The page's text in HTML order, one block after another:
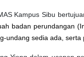
Kampus Sibu
badan perundangan
undang sedia ada,